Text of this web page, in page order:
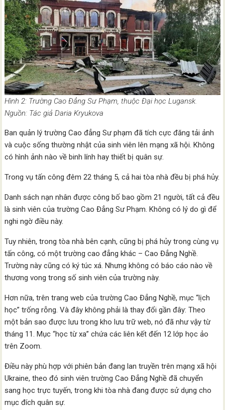
Hình 2: Trường Cao Đẳng Sư Phạm, thuộc Đại học Lugansk.
Nguồn: Tác giả Daria Kryukova
Ban quản lý trường Cao đẳng Sư phạm đã tích cực đăng tải ảnh
và cuộc sống thường nhật của sinh viên lên mạng xã hội. Không
có hình ảnh nào về binh lính hay thiết bị quân sự.
Trong vụ tấn công đêm 22 tháng 5, cả hai tòa nhà đều bị phá hủy.
Danh sách nạn nhân được công bố bao gồm 21 người, tất cả đều
là sinh viên của trường Cao Đẳng Sư Phạm. Không có lý do gì để
nghi ngờ điều này.
Tuy nhiên, trong tòa nhà bên cạnh, cũng bị phá hủy trong cùng vụ
tấn công, có một trường cao đẳng khác – Cao Đẳng Nghề.
Trường này cũng có ký túc xá. Nhưng không có báo cáo nào về
thương vong trong số sinh viên của trường này.
Hơn nữa, trên trang web của trường Cao Đẳng Nghề, mục “lịch
học” trống rỗng. Và đây không phải là thay đổi gần đây: Theo
một bản sao được lưu trong kho lưu trữ web, nó đã như vậy từ
tháng 11. Mục “học từ xa” chứa các liên kết đến 12 lớp học ảo
trên Zoom.
Điều này phù hợp với phiên bản đang lan truyền trên mạng xã hội
Ukraine, theo đó sinh viên trường Cao Đẳng Nghề đã chuyển
sang học trực tuyến, trong khi tòa nhà đang được sử dụng cho
mục đích quân sự.